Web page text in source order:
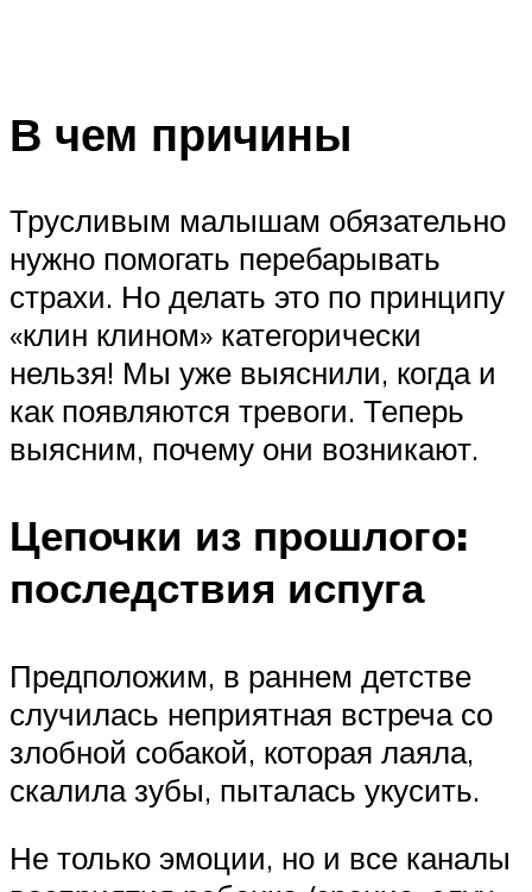
В чем причины
Трусливым малышам обязательно
нужно помогать перебарывать
страхи. Но делать это по принципу
«клин клином» категорически
нельзя! Мы уже выяснили, когда и
как появляются тревоги. Теперь
выясним, почему они возникают.
Цепочки из прошлого:
последствия испуга
Предположим, в раннем детстве
случилась неприятная встреча со
злобной собакой, которая лаяла,
скалила зубы, пыталась укусить.
Не только эмоции, но и все каналы